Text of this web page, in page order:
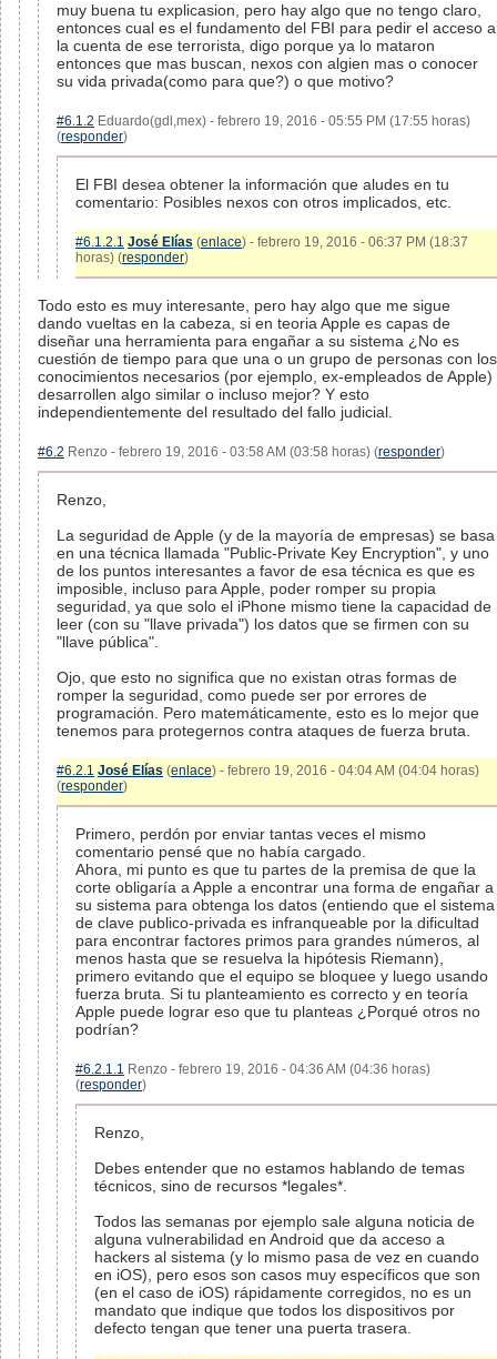
muy buena tu explicasion, pero hay algo que no tengo claro,
entonces cual es el fundamento del FBI para pedir el acceso a
la cuenta de ese terrorista, digo porque ya lo mataron
entonces que mas buscan, nexos con algien mas o conocer
su vida privada(como para que?) o que motivo?
#6.1.2 Eduardo(gdl,mex) - febrero 19, 2016 - 05:55 PM (17:55 horas)
(responder)
El FBI desea obtener la información que aludes en tu
comentario: Posibles nexos con otros implicados, etc.
#6.1.2.1 José Elías (enlace) - febrero 19, 2016 - 06:37 PM (18:37
horas) (responder)
Todo esto es muy interesante, pero hay algo que me sigue
dando vueltas en la cabeza, si en teoria Apple es capas de
diseñar una herramienta para engañar a su sistema ¿No es
cuestión de tiempo para que una o un grupo de personas con los
conocimientos necesarios (por ejemplo, ex-empleados de Apple)
desarrollen algo similar o incluso mejor? Y esto
independientemente del resultado del fallo judicial.
#6.2 Renzo - febrero 19, 2016 - 03:58 AM (03:58 horas) (responder)
Renzo,
La seguridad de Apple (y de la mayoría de empresas) se basa
en una técnica llamada "Public-Private Key Encryption", y uno
de los puntos interesantes a favor de esa técnica es que es
imposible, incluso para Apple, poder romper su propia
seguridad, ya que solo el iPhone mismo tiene la capacidad de
leer (con su "llave privada") los datos que se firmen con su
"llave pública".
Ojo, que esto no significa que no existan otras formas de
romper la seguridad, como puede ser por errores de
programación. Pero matemáticamente, esto es lo mejor que
tenemos para protegernos contra ataques de fuerza bruta.
#6.2.1 José Elías (enlace) - febrero 19, 2016 - 04:04 AM (04:04 horas)
(responder)
Primero, perdón por enviar tantas veces el mismo
comentario pensé que no había cargado.
Ahora, mi punto es que tu partes de la premisa de que la
corte obligaría a Apple a encontrar una forma de engañar a
su sistema para obtenga los datos (entiendo que el sistema
de clave publico-privada es infranqueable por la dificultad
para encontrar factores primos para grandes números, al
menos hasta que se resuelva la hipótesis Riemann),
primero evitando que el equipo se bloquee y luego usando
fuerza bruta. Si tu planteamiento es correcto y en teoría
Apple puede lograr eso que tu planteas ¿Porqué otros no
podrían?
#6.2.1.1 Renzo - febrero 19, 2016 - 04:36 AM (04:36 horas)
(responder)
Renzo,
Debes entender que no estamos hablando de temas
técnicos, sino de recursos *legales*.
Todos las semanas por ejemplo sale alguna noticia de
alguna vulnerabilidad en Android que da acceso a
hackers al sistema (y lo mismo pasa de vez en cuando
en iOS), pero esos son casos muy específicos que son
(en el caso de iOS) rápidamente corregidos, no es un
mandato que indique que todos los dispositivos por
defecto tengan que tener una puerta trasera.